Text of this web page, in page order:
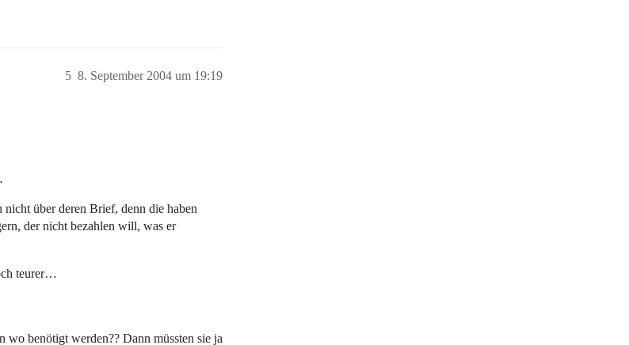
8. September 2004 um 19:19
5
über deren Brief, denn die haben
der nicht bezahlen will, was er
teurer…
benötigt werden?? Dann müssten sie ja